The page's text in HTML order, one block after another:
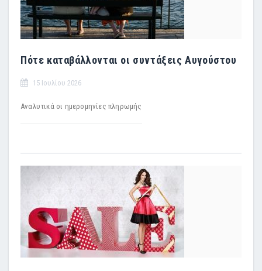
Πότε καταβάλλονται οι συντάξεις Αυγούστου
15 Ιουλίου 2026
Αναλυτικά οι ημερομηνίες πληρωμής